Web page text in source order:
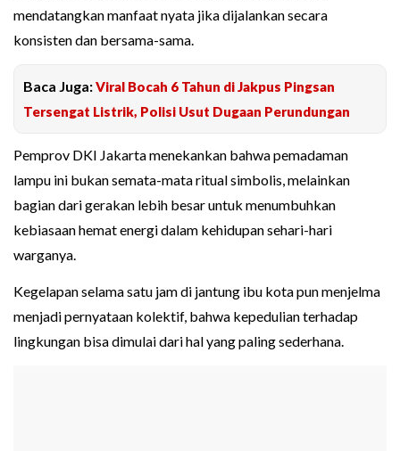
mendatangkan manfaat nyata jika dijalankan secara
konsisten dan bersama-sama.
Baca Juga:Viral Bocah 6 Tahun di Jakpus Pingsan
Tersengat Listrik, Polisi Usut Dugaan Perundungan
Pemprov DKI Jakarta menekankan bahwa pemadaman
lampu ini bukan semata-mata ritual simbolis, melainkan
bagian dari gerakan lebih besar untuk menumbuhkan
kebiasaan hemat energi dalam kehidupan sehari-hari
warganya.
Kegelapan selama satu jam di jantung ibu kota pun menjelma
menjadi pernyataan kolektif, bahwa kepedulian terhadap
lingkungan bisa dimulai dari hal yang paling sederhana.